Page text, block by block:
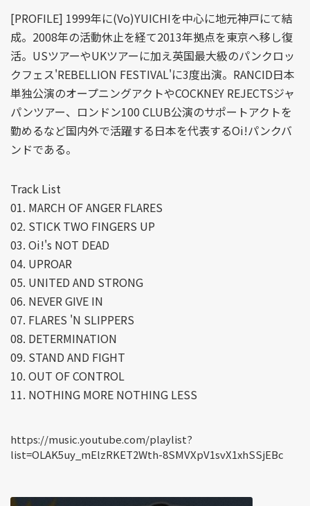
[PROFILE] 1999年に(Vo)YUICHIを中心に地元神戸にて結
成。2008年の活動休止を経て2013年拠点を東京へ移し復
活。USツアーやUKツアーに加え英国最大級のパンクロッ
クフェス'REBELLION FESTIVAL'に3度出演。RANCID日本
単独公演のオープニングアクトやCOCKNEY REJECTSジャ
パンツアー、ロンドン100 CLUB公演のサポートアクトを
勤めるなど国内外で活躍する日本を代表するOi!パンクバ
ンドである。
Track List
01. MARCH OF ANGER FLARES
02. STICK TWO FINGERS UP
03. Oi!'s NOT DEAD
04. UPROAR
05. UNITED AND STRONG
06. NEVER GIVE IN
07. FLARES 'N SLIPPERS
08. DETERMINATION
09. STAND AND FIGHT
10. OUT OF CONTROL
11. NOTHING MORE NOTHING LESS
https://music.youtube.com/playlist?
list=OLAK5uy_mElzRKET2Wth-8SMVXpV1svX1xhSSjEBc